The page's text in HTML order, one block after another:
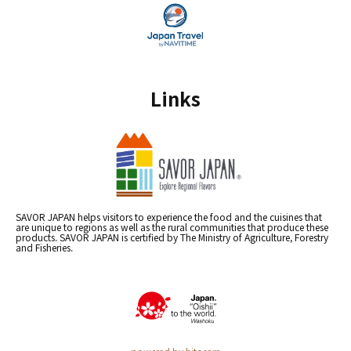
Links
SAVOR JAPAN helps visitors to experience the food and the cuisines that
are unique to regions as well as the rural communities that produce these
products. SAVOR JAPAN is certified by The Ministry of Agriculture, Forestry
and Fisheries.